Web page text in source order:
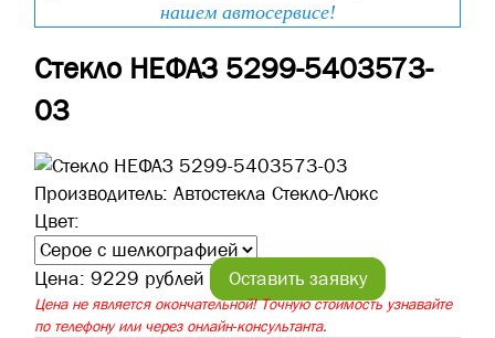
нашем автосервисе!
Стекло НЕФАЗ 5299-5403573-
03
Производитель: Автостекла Стекло-Люкс
Цвет:
Цена: 9229 рублей Оставить заявку
Цена не является окончательной! Точную стоимость узнавайте
по телефону или через онлайн-консультанта.